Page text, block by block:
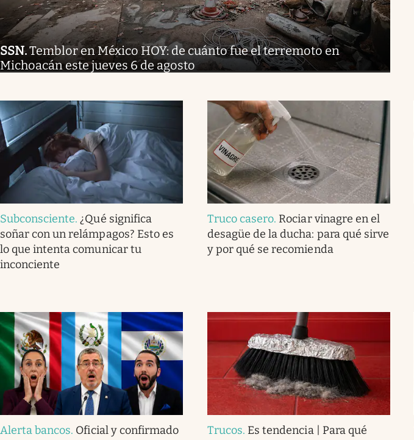
SSN.Temblor en México HOY: de cuánto fue el terremoto en
Michoacán este jueves 6 de agosto
Subconsciente. ¿Qué significa
soñar con un relámpagos? Esto es
lo que intenta comunicar tu
inconciente
Truco casero. Rociar vinagre en el
desagüe de la ducha: para qué sirve
y por qué se recomienda
Alerta bancos. Oficial y confirmado
Trucos. Es tendencia | Para qué